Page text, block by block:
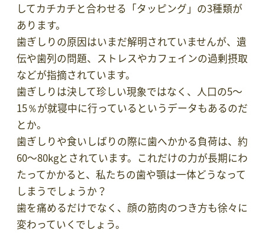
してカチカチと合わせる「タッピング」の3種類が
あります。
歯ぎしりの原因はいまだ解明されていませんが、遺
伝や歯列の問題、ストレスやカフェインの過剰摂取
などが指摘されています。
歯ぎしりは決して珍しい現象ではなく、人口の5～
15％が就寝中に行っているというデータもあるのだ
とか。
歯ぎしりや食いしばりの際に歯へかかる負荷は、約
60～80kgとされています。これだけの力が長期にわ
たってかかると、私たちの歯や顎は一体どうなって
しまうでしょうか？
歯を痛めるだけでなく、顔の筋肉のつき方も徐々に
変わっていくでしょう。